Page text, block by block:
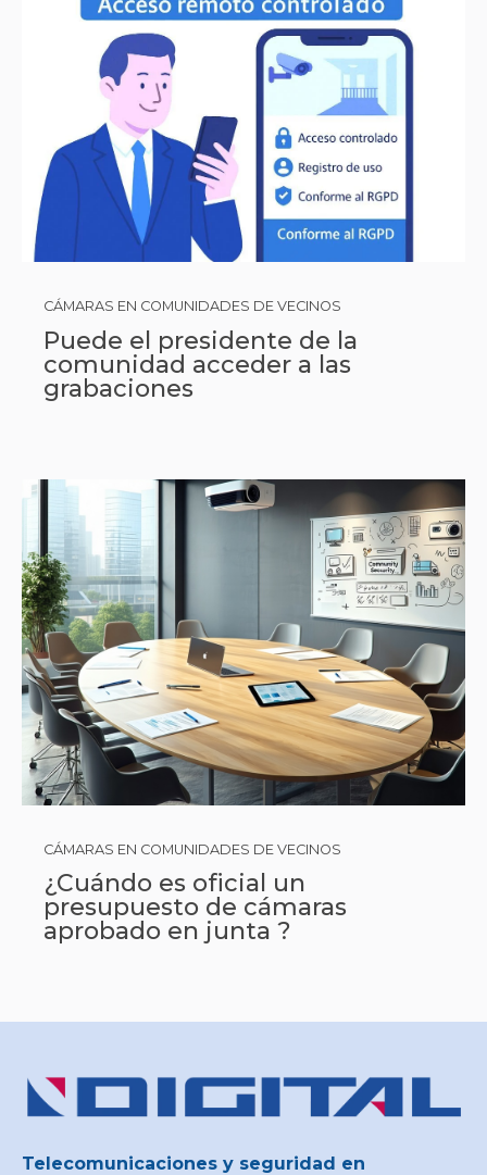
CÁMARAS EN COMUNIDADES DE VECINOS
Puede el presidente de la
comunidad acceder a las
grabaciones
CÁMARAS EN COMUNIDADES DE VECINOS
¿Cuándo es oficial un
presupuesto de cámaras
aprobado en junta ?
Telecomunicaciones y seguridad en